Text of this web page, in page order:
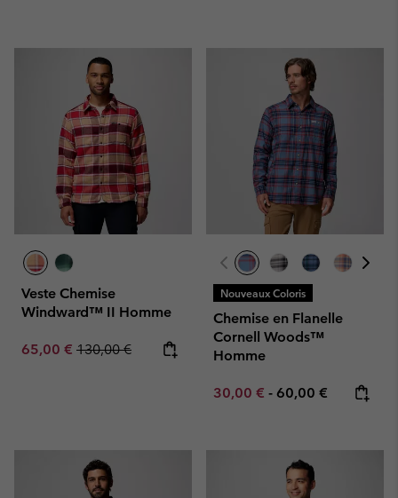
Veste Chemise
Windward™ II Homme
Sale price:
65,00 € Regular price:
130,00 €
Nouveaux Coloris
Chemise en Flanelle
Cornell Woods™
Homme
Minimum sale price:
30,00 € - Maximum price:
60,00 €